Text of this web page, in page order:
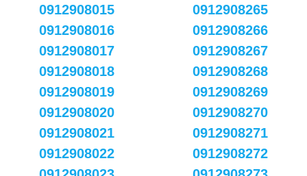
0912908015
0912908016
0912908017
0912908018
0912908019
0912908020
0912908021
0912908022
0912908265
0912908266
0912908267
0912908268
0912908269
0912908270
0912908271
0912908272